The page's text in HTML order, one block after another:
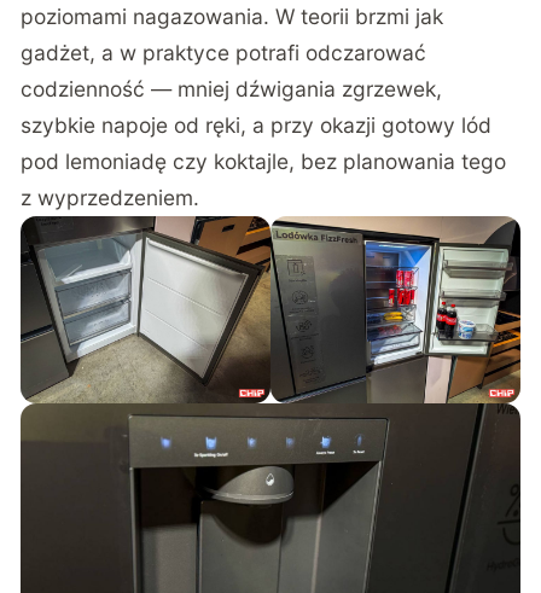
poziomami nagazowania. W teorii brzmi jak
gadżet, a w praktyce potrafi odczarować
codzienność — mniej dźwigania zgrzewek,
szybkie napoje od ręki, a przy okazji gotowy lód
pod lemoniadę czy koktajle, bez planowania tego
z wyprzedzeniem.